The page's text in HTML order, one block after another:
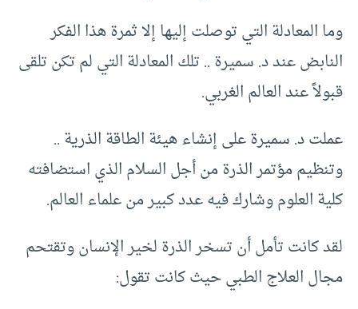
وما المعادلة التي توصلت إليها إلا ثمرة هذا الفكر
النابض عند د. سميرة .. تلك المعادلة التي لم تكن تلقى
قبولاً عند العالم الغربي.
عملت د. سميرة على إنشاء هيئة الطاقة الذرية ..
وتنظيم مؤتمر الذرة من أجل السلام الذي استضافته
كلية العلوم وشارك فيه عدد كبير من علماء العالم.
لقد كانت تأمل أن تسخر الذرة لخير الإنسان وتقتحم
مجال العلاج الطبي حيث كانت تقول: